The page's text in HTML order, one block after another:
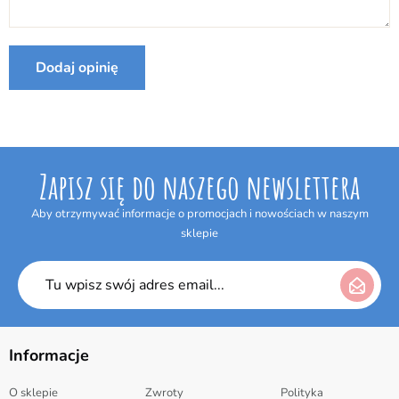
Producent:Mattel
od dnia odebrania przesyłki.
Dodaj opinię
Zapisz się do naszego newslettera
Aby otrzymywać informacje o promocjach i nowościach w naszym
sklepie
Informacje
O sklepie Zwroty Polityka